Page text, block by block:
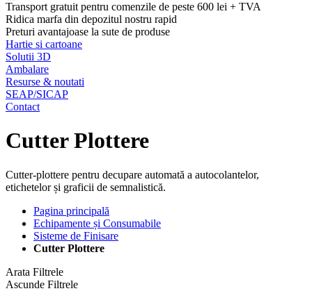
Transport gratuit pentru comenzile de peste 600 lei + TVA
Ridica marfa din depozitul nostru rapid
Preturi avantajoase la sute de produse
Hartie si cartoane
Solutii 3D
Ambalare
Resurse & noutati
SEAP/SICAP
Contact
Cutter Plottere
Cutter-plottere pentru decupare automată a autocolantelor,
etichetelor și graficii de semnalistică.
Pagina principală
Echipamente și Consumabile
Sisteme de Finisare
Cutter Plottere
Arata Filtrele
Ascunde Filtrele